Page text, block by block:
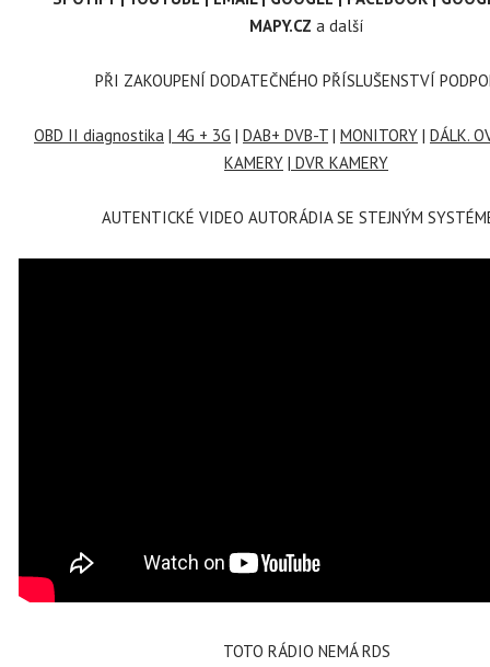
MAPY.CZ a další
PŘI ZAKOUPENÍ DODATEČNÉHO PŘÍSLUŠENSTVÍ
OBD II diagnostika | 4G + 3G | DAB+ DVB-T | MONITORY | DÁLK.
KAMERY | DVR KAMERY
AUTENTICKÉ VIDEO AUTORÁDIA SE STEJNÝM
TOTO RÁDIO NEMÁ RDS